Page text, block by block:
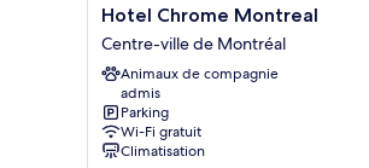
Hotel
Chrome
Montreal
Centre-
ville
de
Montréal
Hotel Chrome Montreal
Centre-ville de Montréal
Animaux de compagnie
admis
Parking
Wi-Fi gratuit
Climatisation